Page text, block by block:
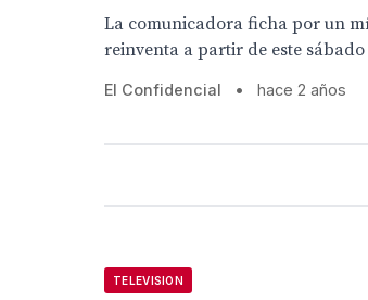
La comunicadora ficha por un
reinventa a partir de este sábado
El Confidencial • hace 2 años
TELEVISION